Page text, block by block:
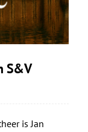
S&V
is Jan